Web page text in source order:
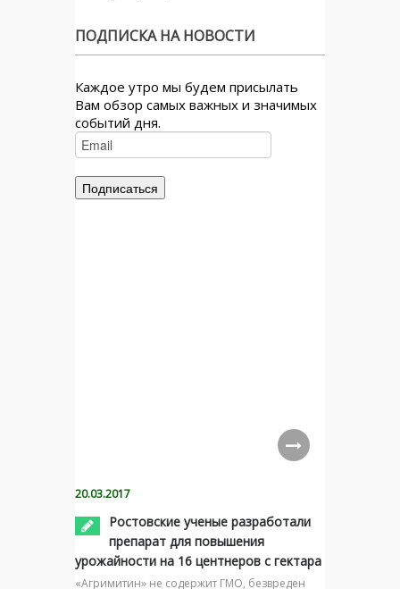
ПОДПИСКА НА НОВОСТИ
Каждое утро мы будем присылать
Вам обзор самых важных и значимых
событий дня.
20.03.2017
Ростовские ученые разработали
препарат для повышения
урожайности на 16 центнеров с гектара
«Агримитин» не содержит ГМО, безвреден